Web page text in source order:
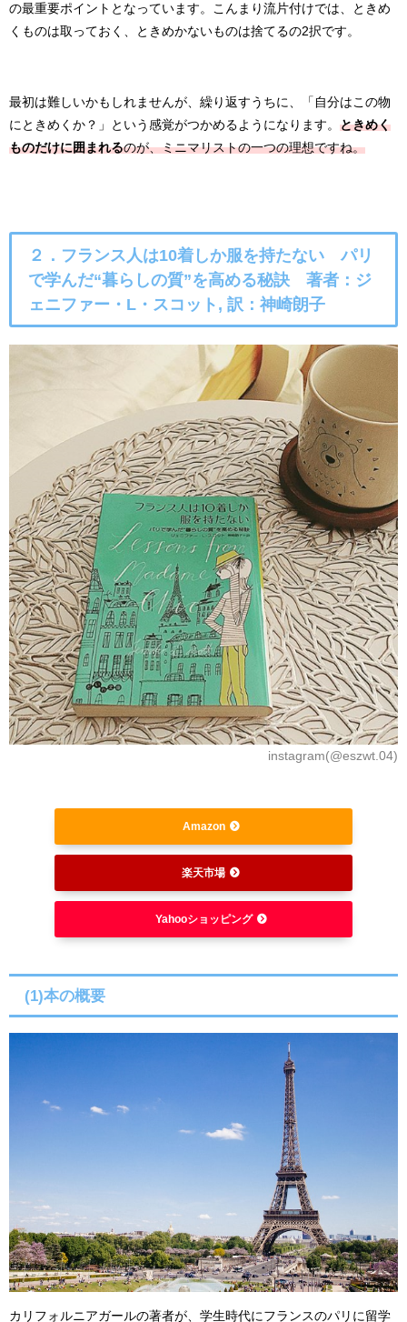
の最重要ポイントとなっています。こんまり流片付けでは、ときめ
くものは取っておく、ときめかないものは捨てるの2択です。
最初は難しいかもしれませんが、繰り返すうちに、「自分はこの物
にときめくか？」という感覚がつかめるようになります。 ときめく
ものだけに囲まれるのが、ミニマリストの一つの理想ですね。
２．フランス人は10着しか服を持たない パリ
で学んだ“暮らしの質”を高める秘訣著者：ジ
ェニファー・L・スコット, 訳：神崎朗子
instagram(@eszwt.04)
Amazon
楽天市場
Yahooショッピング
(1)本の概要
カリフォルニアガールの著者が、学生時代にフランスのパリに留学